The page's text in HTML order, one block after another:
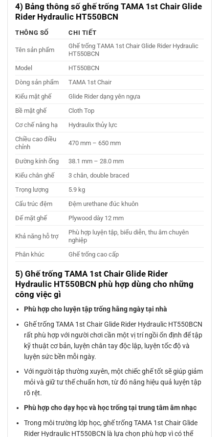
4) Bảng thông số ghế trống TAMA 1st Chair Glide
Rider Hydraulic HT550BCN
THÔNG SỐ CHI TIẾT
Tên sản phẩm
Ghế trống TAMA 1st Chair Glide Rider Hydraulic
HT550BCN
Model
HT550BCN
Dòng sản phẩm
TAMA 1st Chair
Kiểu mặt ghế
Glide Rider dạng yên ngựa
Bề mặt ghế
Cloth Top
Cơ chế nâng hạ
Hydraulix thủy lực
Chiều cao điều
chỉnh
470 mm – 650 mm
Đường kính ống
38.1 mm – 28.0 mm
Kiểu chân ghế
3 chân, double braced
Trọng lượng
5.9 kg
Cấu trúc đệm
Đệm urethane đúc khuôn
Đế mặt ghế
Plywood dày 12 mm
Khả năng hỗ trợ
Phù hợp luyện tập, biểu diễn, thu âm chuyên
nghiệp
Phân khúc
Ghế trống cao cấp
5) Ghế trống TAMA 1st Chair Glide Rider
Hydraulic HT550BCN phù hợp dùng cho những
công việc gì
Phù hợp cho luyện tập trống hằng ngày tại nhà
Ghế trống TAMA 1st Chair Glide Rider Hydraulic HT550BCN
rất phù hợp với người chơi cần một vị trí ngồi ổn định để tập
kỹ thuật cơ bản, luyện chân tay độc lập, luyện tốc độ và
luyện sức bền mỗi ngày.
Với người tập thường xuyên, một chiếc ghế tốt sẽ giúp giảm
mỏi và giữ tư thế chuẩn hơn, từ đó nâng hiệu quả luyện tập
rõ rệt.
Phù hợp cho dạy học và học trống tại trung tâm âm nhạc
Trong môi trường lớp học, ghế trống TAMA 1st Chair Glide
Rider Hydraulic HT550BCN là lựa chọn phù hợp vì có thể